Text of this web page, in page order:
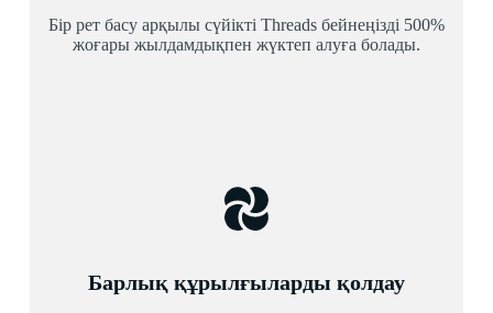
Бір рет басу арқылы сүйікті Threads бейнеңізді 500%
жоғары жылдамдықпен жүктеп алуға болады.
Барлық құрылғыларды қолдау